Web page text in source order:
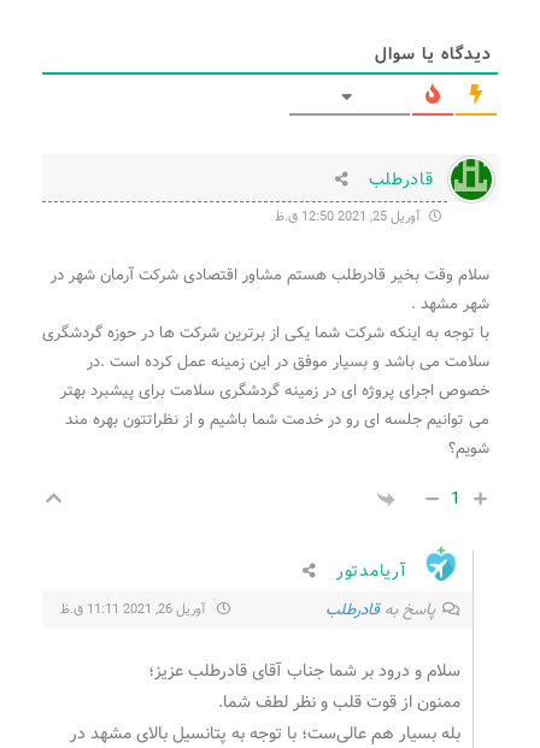
دیدگاه یا سوال
قادرطلب
آوریل 25, 2021 12:50 ق.ظ
سلام وقت بخیر قادرطلب هستم مشاور اقتصادی شرکت آرمان شهر در
شهر مشهد .
با توجه به اینکه شرکت شما یکی از برترین شرکت ها در حوزه گردشگری
سلامت می باشد و بسیار موفق در این زمینه عمل کرده است .در
خصوص اجرای پروژه ای در زمینه گردشگری سلامت برای پیشبرد بهتر
می توانیم جلسه ای رو در خدمت شما باشیم و از نظراتتون بهره مند
شویم؟
1
آریامدتور
پاسخ بهقادرطلب آوریل 26, 2021 11:11 ق.ظ
سلام و درود بر شما جناب آقای قادرطلب عزیز؛
ممنون از قوت قلب و نظر لطف شما.
بله بسیار هم عالی‌ست؛ با توجه به پتانسیل بالای مشهد در